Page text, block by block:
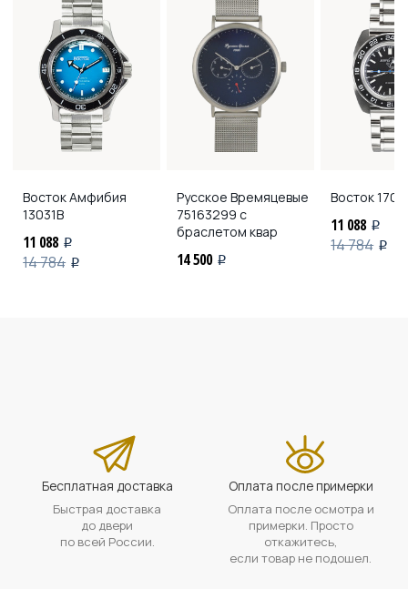
Восток Амфибия
13031В
11 088 i
14 784 i
Русское Времяцевые
75163299 с
браслетом квар
14 500 i
Восток
11 088 i
14 784 i
Бесплатная доставка
Быстрая доставка
до двери
по всей России.
Оплата после примерки
Оплата после осмотра и
примерки. Просто
откажитесь,
если товар не подошел.